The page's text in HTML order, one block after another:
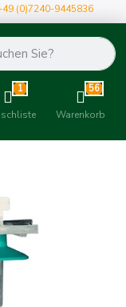
(0)7240-9445836
1 56
Warenkorb